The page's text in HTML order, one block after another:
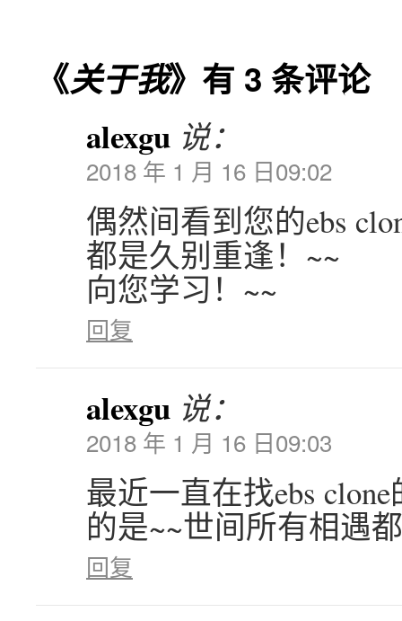
《关于我》有 3 条评论
alexgu 说：
2018 年 1 月 16 日09:02
偶然间看到您的ebs
都是久别重逢！~~
向您学习！~~
回复
alexgu 说：
2018 年 1 月 16 日09:03
最近一直在找ebs
的是~~世间所有相遇
回复